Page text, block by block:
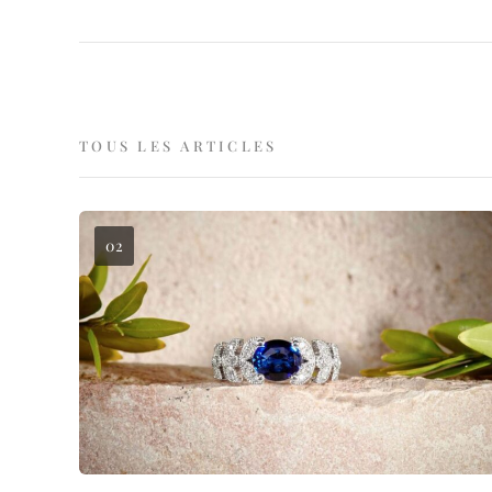
TOUS LES ARTICLES
02